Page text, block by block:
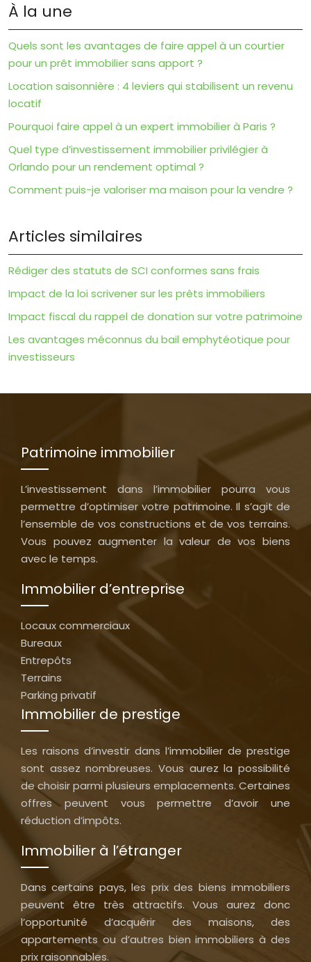
À la une
Quels sont les avantages de faire appel à un courtier
pour un prêt immobilier sans apport ?
Location saisonnière : 4 leviers qui stabilisent un revenu
locatif
Pourquoi faire appel à un expert immobilier à Paris ?
Quel type d’investissement immobilier privilégier à
Orlando pour un rendement optimal ?
Comment puis-je valoriser ma maison pour la vendre ?
Articles similaires
Rédiger des statuts de SCI conformes sans frais
Impact de la loi scrivener sur les prêts immobiliers
Impact fiscal du rappel de donation sur votre patrimoine
Les avantages méconnus du bail emphytéotique pour
investisseurs
Patrimoine immobilier
L’investissement dans l’immobilier pourra vous
permettre d’optimiser votre patrimoine. Il s’agit de
l’ensemble de vos constructions et de vos terrains.
Vous pouvez augmenter la valeur de vos biens
avec le temps.
Immobilier d’entreprise
Locaux commerciaux
Bureaux
Entrepôts
Terrains
Parking privatif
Immobilier de prestige
Les raisons d’investir dans l’immobilier de prestige
sont assez nombreuses. Vous aurez la possibilité
de choisir parmi plusieurs emplacements. Certaines
offres peuvent vous permettre d’avoir une
réduction d’impôts.
Immobilier à l’étranger
Dans certains pays, les prix des biens immobiliers
peuvent être très attractifs. Vous aurez donc
l’opportunité d’acquérir des maisons, des
appartements ou d’autres bien immobiliers à des
prix raisonnables.